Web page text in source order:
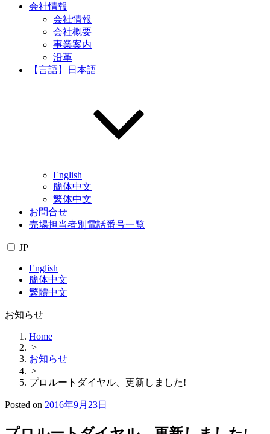
会社情報
会社情報
会社概要
事業案内
沿革
【言語】日本語
English
簡体中文
繁体中文
お問合せ
売場担当者別電話番号一覧
JP
English
簡体中文
繁體中文
お知らせ
Home
>
お知らせ
>
プロルートダイヤル、更新しました!
Posted on 2016年9月23日